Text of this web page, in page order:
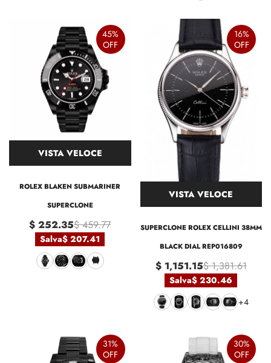
45%
OFF
VISTA VELOCE
ROLEX BLAKEN SUBMARINER
SUPERCLONE
$ 252.35$ 459.77
Salva$ 207.41
16%
OFF
VISTA VELOCE
SUPERCLONE ROLEX CELLINI 38MM
BLACK DIAL REP016809
$ 1,151.15$ 1,381.61
Salva$ 230.46
+4
31%
OFF
30%
OFF